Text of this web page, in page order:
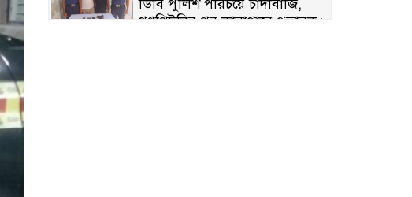
ডিবি পুলিশ পরিচয়ে চাঁদাবাজি,
গণপিটুনির পর কারাগারে প্রতারক।